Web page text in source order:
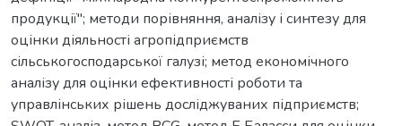
продукції"; методи порівняння, аналізу і синтезу для
оцінки діяльності агропідприємств
сільськогосподарської галузі; метод економічного
аналізу для оцінки ефективності роботи та
управлінських рішень досліджуваних підприємств;